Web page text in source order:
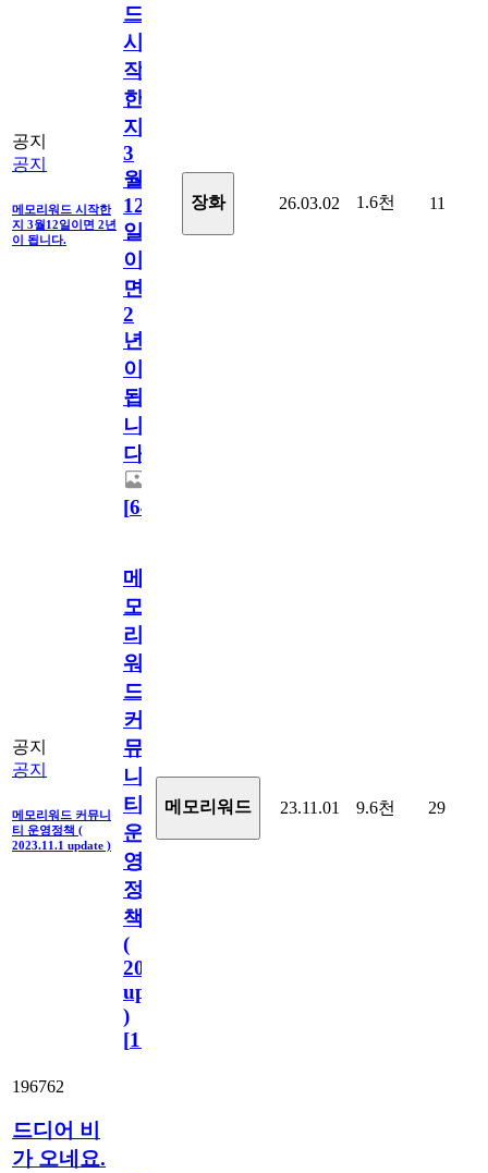
공지
공지
메모리워드 시작한
지 3월12일이면 2년
이 됩니다.
드
시
작
한
지
3
월
12
일
이
면
2
년
이
됩
니
다.
[64
장화 26.03.02 1.6천 11
공지
공지
메모리워드 커뮤니
티 운영정책 (
2023.11.1 update )
메
모
리
워
드
커
뮤
니
티
운
영
정
책
(
2023.11.1
update
)
[110
메모리워드 23.11.01 9.6천 29
196762
드디어 비
가 오네요.